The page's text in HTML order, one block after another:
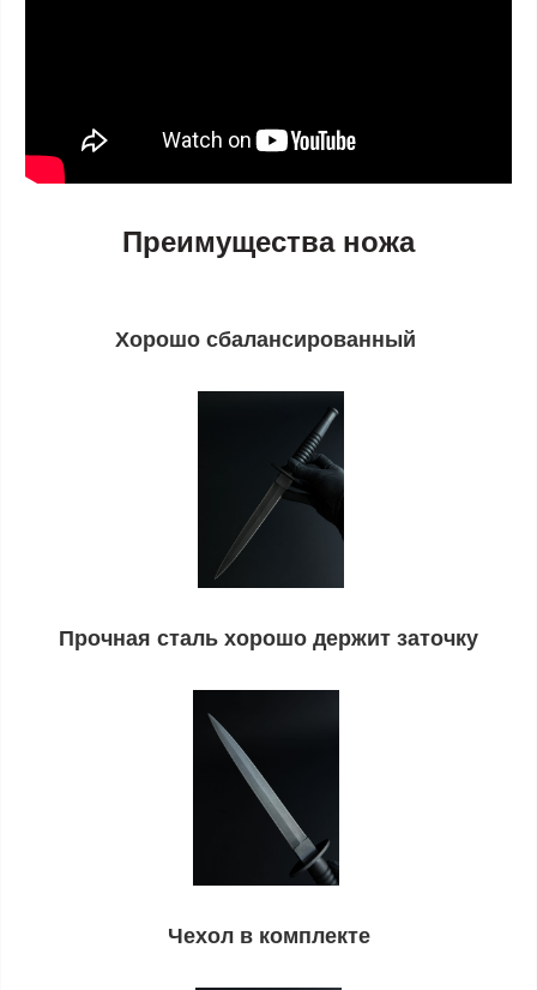
Преимущества ножа
Хорошо сбалансированный
Прочная сталь хорошо держит заточку
Чехол в комплекте